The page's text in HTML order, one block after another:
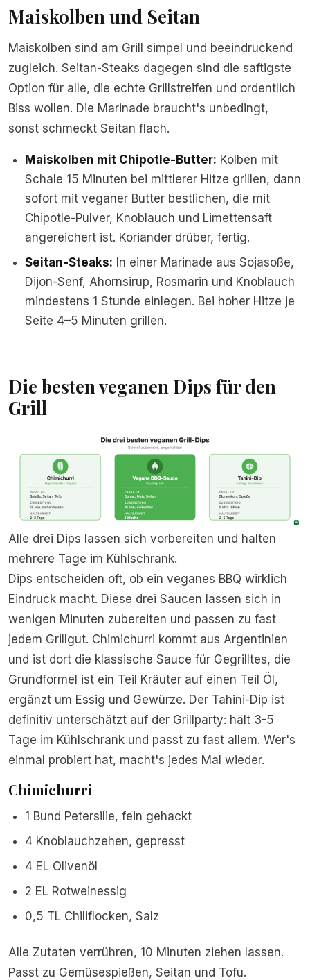
Maiskolben und Seitan
Maiskolben sind am Grill simpel und beeindruckend
zugleich. Seitan-Steaks dagegen sind die saftigste
Option für alle, die echte Grillstreifen und ordentlich
Biss wollen. Die Marinade braucht's unbedingt,
sonst schmeckt Seitan flach.
Maiskolben mit Chipotle-Butter: Kolben mit
Schale 15 Minuten bei mittlerer Hitze grillen, dann
sofort mit veganer Butter bestlichen, die mit
Chipotle-Pulver, Knoblauch und Limettensaft
angereichert ist. Koriander drüber, fertig.
Seitan-Steaks: In einer Marinade aus Sojasoße,
Dijon-Senf, Ahornsirup, Rosmarin und Knoblauch
mindestens 1 Stunde einlegen. Bei hoher Hitze je
Seite 4–5 Minuten grillen.
Die besten veganen Dips für den
Grill
Alle drei Dips lassen sich vorbereiten und halten
mehrere Tage im Kühlschrank.
Dips entscheiden oft, ob ein veganes BBQ wirklich
Eindruck macht. Diese drei Saucen lassen sich in
wenigen Minuten zubereiten und passen zu fast
jedem Grillgut. Chimichurri kommt aus Argentinien
und ist dort die klassische Sauce für Gegrilltes, die
Grundformel ist ein Teil Kräuter auf einen Teil Öl,
ergänzt um Essig und Gewürze. Der Tahini-Dip ist
definitiv unterschätzt auf der Grillparty: hält 3-5
Tage im Kühlschrank und passt zu fast allem. Wer's
einmal probiert hat, macht's jedes Mal wieder.
Chimichurri
1 Bund Petersilie, fein gehackt
4 Knoblauchzehen, gepresst
4 EL Olivenöl
2 EL Rotweinessig
0,5 TL Chiliflocken, Salz
Alle Zutaten verrühren, 10 Minuten ziehen lassen.
Passt zu Gemüsespießen, Seitan und Tofu.